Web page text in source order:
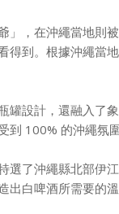
」，在沖繩當地則
得到。根據沖繩當
罐設計，還融入了
100% 的沖繩氛圍
選了沖繩縣北部伊
出白啤酒所需要的